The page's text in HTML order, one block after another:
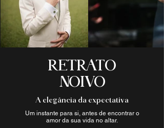
RETRATO
NOIVO
A elegância da expectativa
Um instante para si, antes de encontrar o
amor da sua vida no altar.